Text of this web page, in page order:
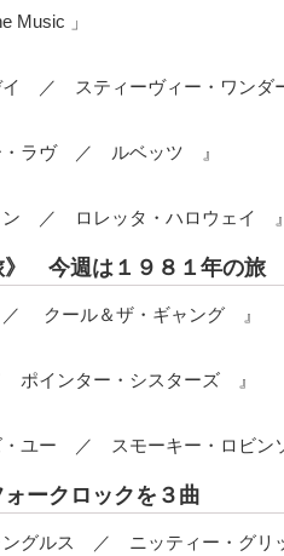
」
イ ／ スティーヴィー・ワン
・ラヴ ／ ルベッツ 』
ン ／ ロレッタ・ハロウェイ
》 今週は１９８１年の旅
クール＆ザ・ギャング 』
インター・シスターズ 』
・ユー ／ スモーキー・ロビ
ークロックを３曲
ングルス ／ ニッティー・グリ